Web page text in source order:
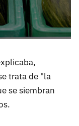
trata de "la
se siembran